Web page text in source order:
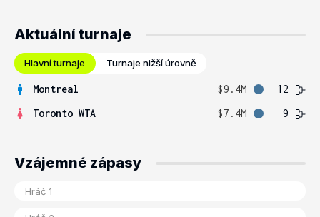
Aktuální turnaje
Hlavní turnaje Turnaje nižší úrovně
Montreal $9.4M
12
Toronto WTA
$7.4M 9
Vzájemné zápasy